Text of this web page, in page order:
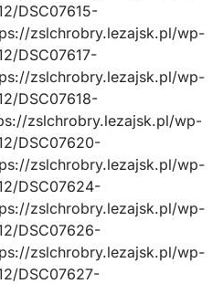
DSC07615-
zslchrobry.lezajsk.pl/wp-
DSC07617-
zslchrobry.lezajsk.pl/wp-
DSC07618-
zslchrobry.lezajsk.pl/wp-
DSC07620-
zslchrobry.lezajsk.pl/wp-
DSC07624-
zslchrobry.lezajsk.pl/wp-
DSC07626-
zslchrobry.lezajsk.pl/wp-
DSC07627-